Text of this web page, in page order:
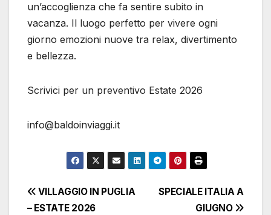
un’accoglienza che fa sentire subito in
vacanza. Il luogo perfetto per vivere ogni
giorno emozioni nuove tra relax, divertimento
e bellezza.
Scrivici per un preventivo Estate 2026
info@baldoinviaggi.it
Navigazione
SPECIALE ITALIA A
GIUGNO
VILLAGGIO IN PUGLIA
– ESTATE 2026